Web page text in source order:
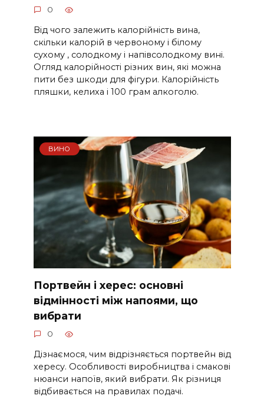
0
Від чого залежить калорійність вина,
скільки калорій в червоному і білому
сухому , солодкому і напівсолодкому вині.
Огляд калорійності різних вин, які можна
пити без шкоди для фігури. Калорійність
пляшки, келиха і 100 грам алкоголю.
ВИНО
Портвейн і херес: основні
відмінності між напоями, що
вибрати
0
Дізнаємося, чим відрізняється портвейн від
хересу. Особливості виробництва і смакові
нюанси напоїв, який вибрати. Як різниця
відбивається на правилах подачі.